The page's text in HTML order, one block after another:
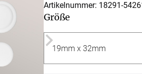
Massanfertigung
Fertiggrössen
Artikelnummer: 18291-
Größe